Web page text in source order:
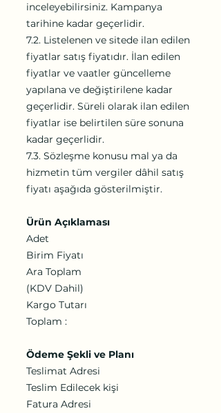
inceleyebilirsiniz. Kampanya
tarihine kadar geçerlidir.
7.2. Listelenen ve sitede ilan edilen
fiyatlar satış fiyatıdır. İlan edilen
fiyatlar ve vaatler güncelleme
yapılana ve değiştirilene kadar
geçerlidir. Süreli olarak ilan edilen
fiyatlar ise belirtilen süre sonuna
kadar geçerlidir.
7.3. Sözleşme konusu mal ya da
hizmetin tüm vergiler dâhil satış
fiyatı aşağıda gösterilmiştir.
Ürün Açıklaması
Adet
Birim Fiyatı
Ara Toplam
(KDV Dahil)
Kargo Tutarı
Toplam :
Ödeme Şekli ve Planı
Teslimat Adresi
Teslim Edilecek kişi
Fatura Adresi